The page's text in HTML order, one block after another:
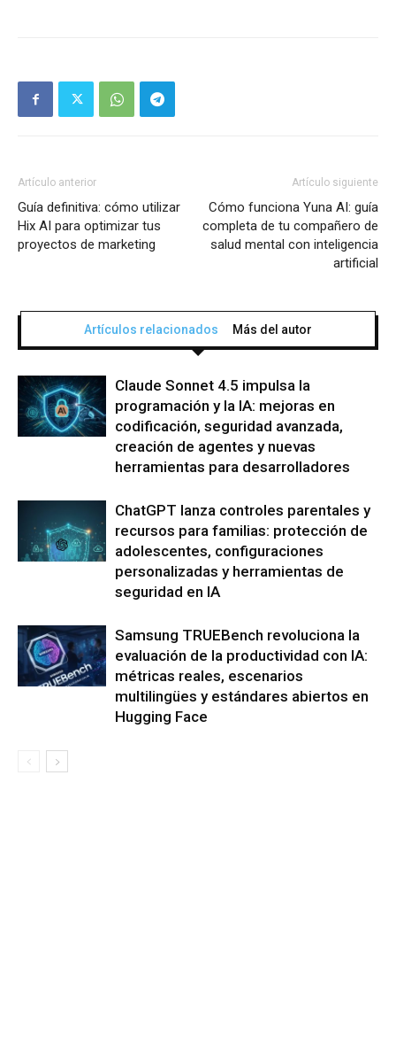
Artículo anterior
Guía definitiva: cómo utilizar
Hix AI para optimizar tus
proyectos de marketing
Artículo siguiente
Cómo funciona Yuna AI: guía
completa de tu compañero de
salud mental con inteligencia
artificial
Artículos relacionados Más del autor
Claude Sonnet 4.5 impulsa la
programación y la IA: mejoras en
codificación, seguridad avanzada,
creación de agentes y nuevas
herramientas para desarrolladores
ChatGPT lanza controles parentales y
recursos para familias: protección de
adolescentes, configuraciones
personalizadas y herramientas de
seguridad en IA
Samsung TRUEBench revoluciona la
evaluación de la productividad con IA:
métricas reales, escenarios
multilingües y estándares abiertos en
Hugging Face